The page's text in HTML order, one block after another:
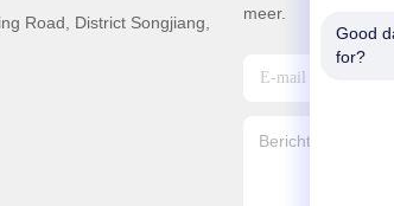
Road, District Songjiang,
meer.
Good
for?